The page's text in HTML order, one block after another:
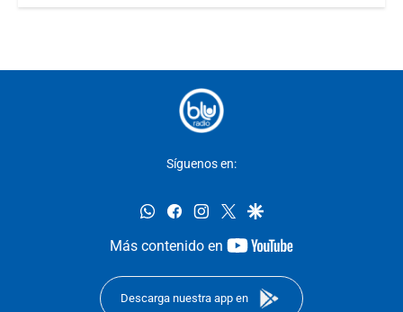
Síguenos en:
whatsappfacebookinstagram
twittergoogle
Más contenido en
youtube-
Descarga nuestra app en